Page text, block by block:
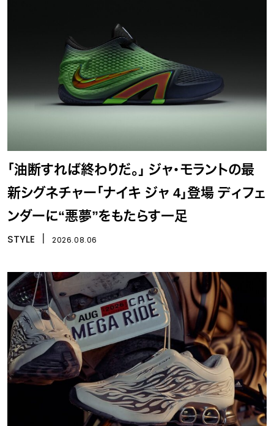
「油断すれば終わりだ。」 ジャ・モラントの最
新シグネチャー「ナイキ ジャ 4」登場 ディフェ
ンダーに“悪夢”をもたらす一足
STYLE 2026.08.06